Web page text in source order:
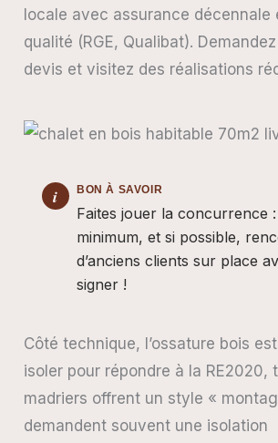
locale avec assurance décennale
qualité (RGE, Qualibat).
devis et visitez des réalisations
Faites jouer la concurrence
minimum, et si possible,
d’anciens clients sur place
signer !
Côté technique, l’ossature bois
isoler pour répondre à la RE2020,
madriers offrent un style «
demandent souvent une isolation